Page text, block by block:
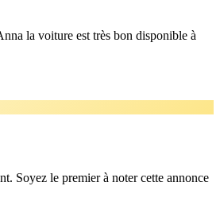
à
Soyez le premier à noter cette annonce